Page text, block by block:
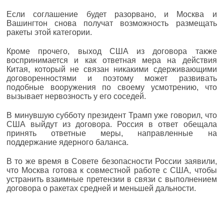
Если соглашение будет разорвано, и Москва и
Вашингтон снова получат возможность размещать
ракеты этой категории.
Кроме прочего, выход США из договора также
воспринимается и как ответная мера на действия
Китая, который не связан никакими сдерживающими
договоренностями и поэтому может развивать
подобные вооружения по своему усмотрению, что
вызывает нервозность у его соседей.
В минувшую субботу президент Трамп уже говорил, что
США выйдут из договора. Россия в ответ обещала
принять ответные меры, направленные на
поддержание ядерного баланса.
В то же время в Совете безопасности России заявили,
что Москва готова к совместной работе с США, чтобы
устранить взаимные претензии в связи с выполнением
договора о ракетах средней и меньшей дальности.